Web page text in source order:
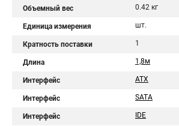
Объемный вес 0.42 кг
Единица измерения шт.
Кратность поставки 1
Длина 1,8м
Интерфейс ATX
Интерфейс SATA
Интерфейс IDE